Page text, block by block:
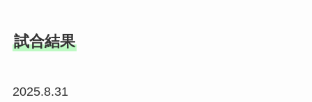
試合結果
2025.8.31